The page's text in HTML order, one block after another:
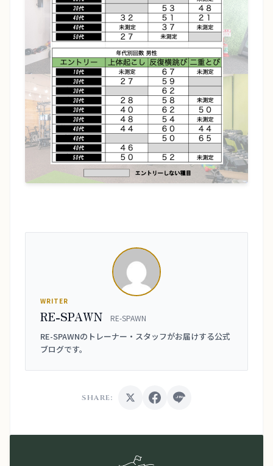
WRITER
RE-SPAWN RE-SPAWN
RE-SPAWNのトレーナー・スタッフがお届けする公式
ブログです。
SHARE: